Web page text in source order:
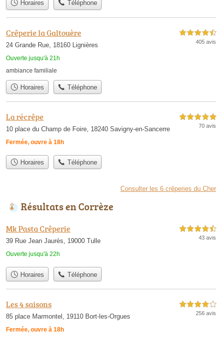
Horaires Téléphone
Crêperie la Galtouère
24 Grande Rue, 18160 Lignières
Ouverte jusqu'à 21h
4,5 étoiles sur 5
405 avis
ambiance familiale
Horaires Téléphone
La récrêpe
10 place du Champ de Foire, 18240 Savigny-en-Sancerre
Fermée, ouvre à 18h
5,0 étoiles sur 5
70 avis
Horaires Téléphone
Consulter les 6 crêperies du Cher
Résultats en Corrèze
Mk Pasta Crêperie
39 Rue Jean Jaurès, 19000 Tulle
Ouverte jusqu'à 22h
4,5 étoiles sur 5
43 avis
Horaires Téléphone
Les 4 saisons
85 place Marmontel, 19110 Bort-les-Orgues
Fermée, ouvre à 18h
4,0 étoiles sur 5
256 avis